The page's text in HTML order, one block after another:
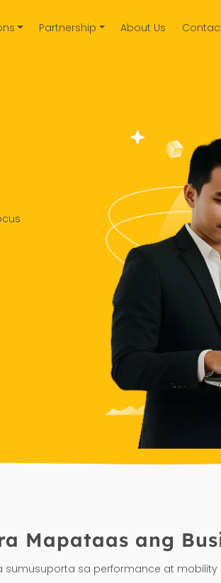
Partnership About Us
Mapataas ang
sumusuporta sa performance at